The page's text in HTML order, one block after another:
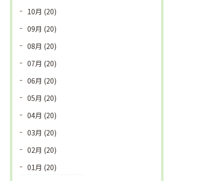
10月 (20)
09月 (20)
08月 (20)
07月 (20)
06月 (20)
05月 (20)
04月 (20)
03月 (20)
02月 (20)
01月 (20)